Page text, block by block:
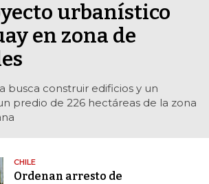
urbanístico
en zona de
busca construir edificios y un
predio de 226 hectáreas de la zona
CHILE
Ordenan arresto de